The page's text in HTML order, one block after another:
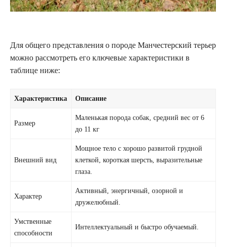
Для общего представления о породе Манчестерский терьер
можно рассмотреть его ключевые характеристики в
таблице ниже:
Характеристика Описание
Размер
Маленькая порода собак, средний вес от 6
до 11 кг
Внешний вид
Мощное тело с хорошо развитой грудной
клеткой, короткая шерсть, выразительные
глаза.
Характер
Активный, энергичный, озорной и
дружелюбный.
Умственные
способности
Интеллектуальный и быстро обучаемый.